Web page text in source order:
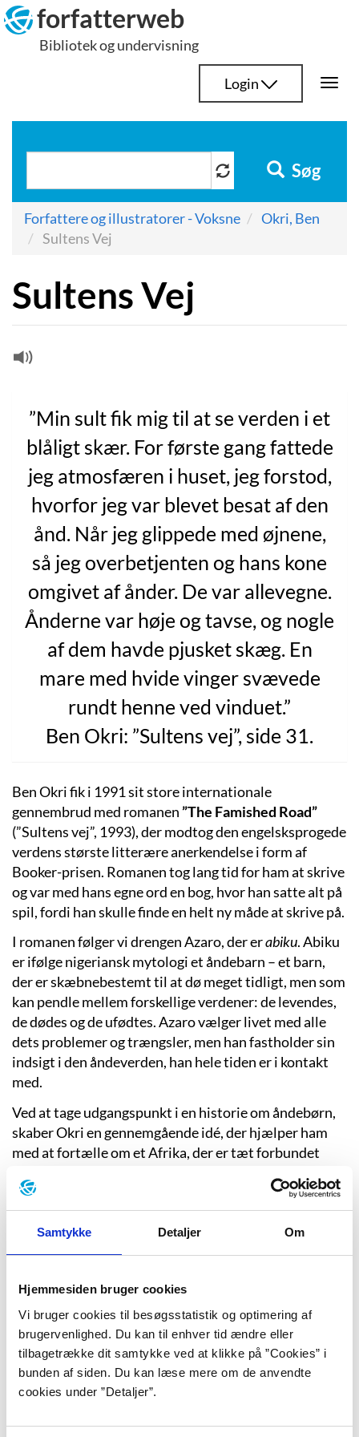
Samtykke Detaljer Om
Hjemmesiden bruger cookies
Vi bruger cookies til besøgsstatistik og optimering af
brugervenlighed. Du kan til enhver tid ændre eller
tilbagetrække dit samtykke ved at klikke på ”Cookies” i
bunden af siden. Du kan læse mere om de anvendte
cookies under ”Detaljer”.
Hop
til
indhold
forfatterweb
Bibliotek og undervisning
Login
Søg
Forfattere og illustratorer - Voksne
Okri, Ben
Sultens Vej
Sultens Vej
”Min sult fik mig til at se verden i et
blåligt skær. For første gang fattede
jeg atmosfæren i huset, jeg forstod,
hvorfor jeg var blevet besat af den
ånd. Når jeg glippede med øjnene,
så jeg overbetjenten og hans kone
omgivet af ånder. De var allevegne.
Ånderne var høje og tavse, og nogle
af dem havde pjusket skæg. En
mare med hvide vinger svævede
rundt henne ved vinduet.”
Ben Okri: ”Sultens vej”, side 31.
Ben Okri fik i 1991 sit store internationale
gennembrud med romanen”The Famished Road”
(”Sultens vej”, 1993), der modtog den engelsksprogede
verdens største litterære anerkendelse i form af
Booker-prisen. Romanen tog lang tid for ham at skrive
og var med hans egne ord en bog, hvor han satte alt på
spil, fordi han skulle finde en helt ny måde at skrive på.
I romanen følger vi drengen Azaro, der erabiku. Abiku
er ifølge nigeriansk mytologi et åndebarn – et barn,
der er skæbnebestemt til at dø meget tidligt, men som
kan pendle mellem forskellige verdener: de levendes,
de dødes og de ufødtes. Azaro vælger livet med alle
dets problemer og trængsler, men han fastholder sin
indsigt i den åndeverden, han hele tiden er i kontakt
med.
Ved at tage udgangspunkt i en historie om åndebørn,
skaber Okri en gennemgående idé, der hjælper ham
med at fortælle om et Afrika, der er tæt forbundet
romanen, at der er et oprindelsesland, der befolkes af
ånder. Når åndebørnene, abikuerne, fødes, længes de
så meget tilbage til dette paradis, at de vælger at dø,
således at de igen kan være sammen med deres
altid delvist i åndeverdenen.
Azaro bliver træt af denne kommen og gåen mellem de
levendes verden og åndeverdenen, så han vælger at
blive i de levendes verden, der plages af sult og